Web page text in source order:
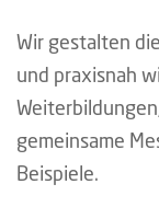
Wir gestalten
und praxisnah
gemeinsame
Beispiele.